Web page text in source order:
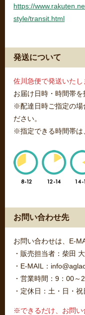
https://
style/transit.html
発送について
佐川急便で発送いたし
お届け日時・時間帯を
※配達日時ご指定の場
ださい。
※指定できる時間帯は
お問い合わせ先
お問い合わせは、E-
・販売担当者：柴田
・E-MAIL：
・営業時間：9：00～
・定休日：土・日・祝
※できるだけ、お問い